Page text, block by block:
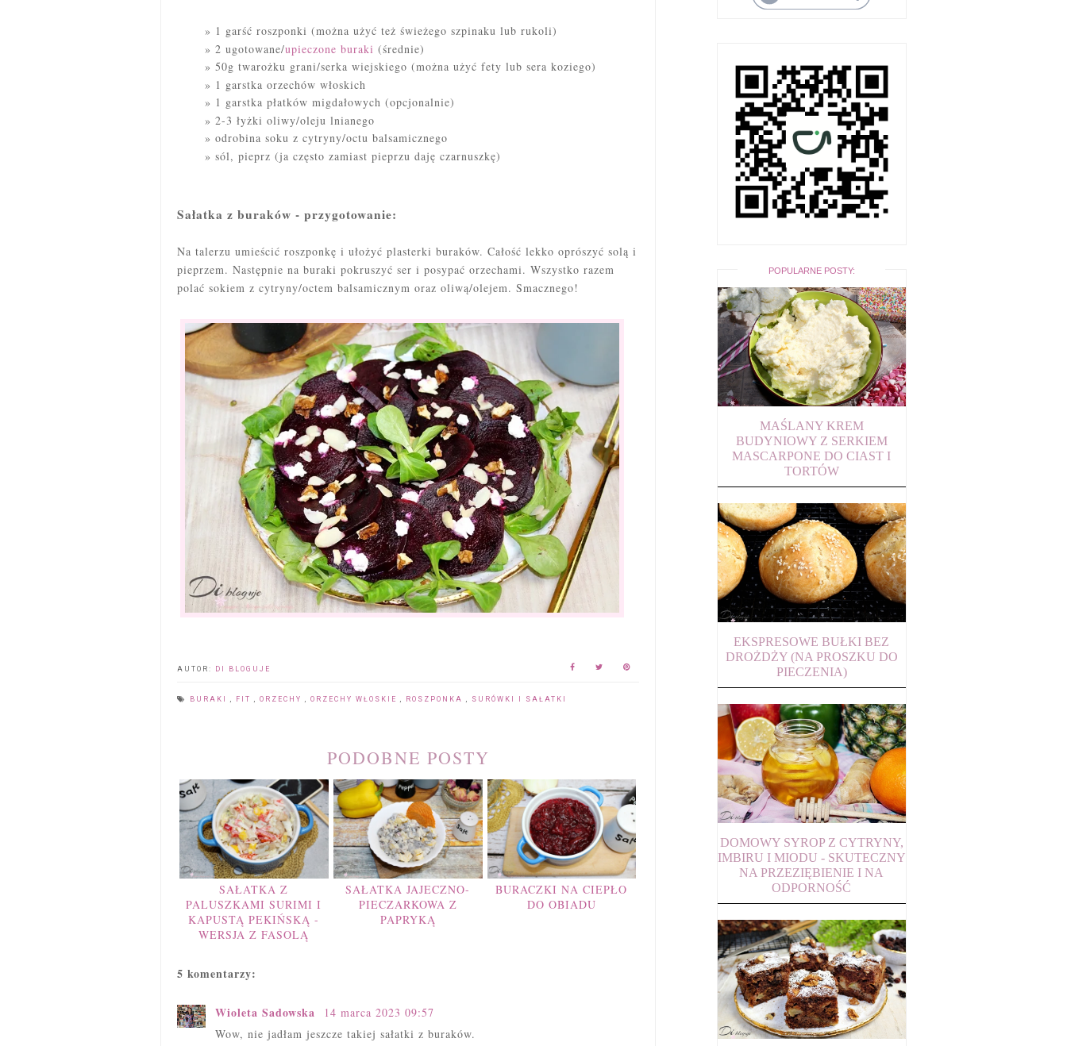
1 garść roszponki (można użyć też świeżego szpinaku lub rukoli)
2 ugotowane/upieczone buraki (średnie)
50g twarożku grani/serka wiejskiego (można użyć fety lub sera koziego)
1 garstka orzechów włoskich
1 garstka płatków migdałowych (opcjonalnie)
2-3 łyżki oliwy/oleju lnianego
odrobina soku z cytryny/octu balsamicznego
sól, pieprz (ja często zamiast pieprzu daję czarnuszkę)
Sałatka z buraków - przygotowanie:
Na talerzu umieścić roszponkę i ułożyć plasterki buraków. Całość lekko oprószyć solą i
pieprzem. Następnie na buraki pokruszyć ser i posypać orzechami. Wszystko razem
polać sokiem z cytryny/octem balsamicznym oraz oliwą/olejem. Smacznego!
AUTOR: DI BLOGUJE
BURAKI FIT ORZECHY ORZECHY WŁOSKIE ROSZPONKA SURÓWKI I SAŁATKI
PODOBNE POSTY
SAŁATKA Z
PALUSZKAMI SURIMI I
KAPUSTĄ PEKIŃSKĄ -
WERSJA Z FASOLĄ
SAŁATKA JAJECZNO-
PIECZARKOWA Z
PAPRYKĄ
BURACZKI NA CIEPŁO
DO OBIADU
5 komentarzy:
Wioleta Sadowska
14 marca 2023 09:57
Wow, nie jadłam jeszcze takiej sałatki z buraków.
POPULARNE POSTY:
MAŚLANY KREM
BUDYNIOWY Z SERKIEM
MASCARPONE DO CIAST I
TORTÓW
EKSPRESOWE BUŁKI BEZ
DROŻDŻY (NA PROSZKU DO
PIECZENIA)
DOMOWY SYROP Z CYTRYNY,
IMBIRU I MIODU - SKUTECZNY
NA PRZEZIĘBIENIE I NA
ODPORNOŚĆ